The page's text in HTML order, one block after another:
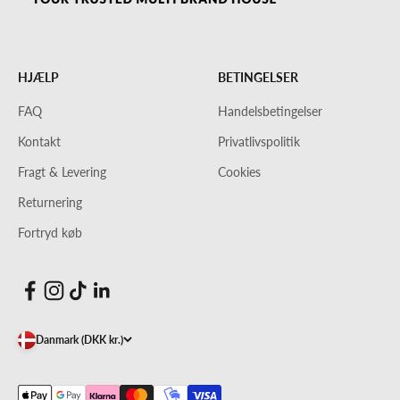
HJÆLP
FAQ
Kontakt
Fragt & Levering
Returnering
Fortryd køb
BETINGELSER
Handelsbetingelser
Privatlivspolitik
Cookies
Danmark (DKK kr.)